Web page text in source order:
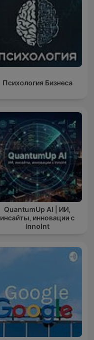
Психология Бизнеса
QuantumUp AI | ИИ,
инсайты, инновации с
InnoInt